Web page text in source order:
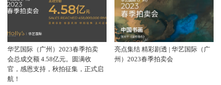
华艺国际（广州）2023春季拍卖
会总成交额 4.58亿元。圆满收
官，感恩支持，秋拍征集，正式启
航！
亮点集结 精彩剧透 | 华艺国际（广
州）2023春季拍卖会